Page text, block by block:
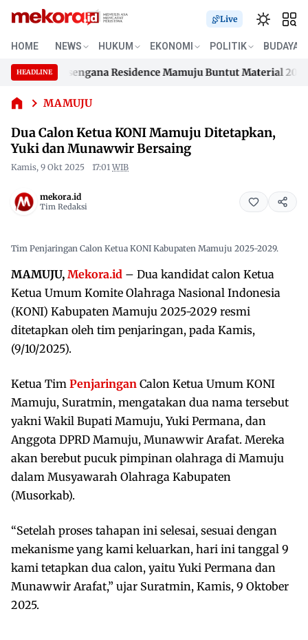
Live
HOME NEWS HUKUM EKONOMI POLITIK BUDAYA
HEADLINE
Samusengana Residence Mamuju Buntut Material 200
Samusengana Residence Mamuju Buntut Material 200
MAMUJU
Ketua KONI
Ditetapkan,
Munawwir
Bersaing
Dua Calon Ketua KONI Mamuju Ditetapkan,
Yuki dan Munawwir Bersaing
Kamis, 9 Okt 2025 17:01 WIB
mekora.id
Tim Redaksi
Tim Penjaringan Calon Ketua KONI Kabupaten Mamuju 2025-2029.
MAMUJU, Mekora.id – Dua kandidat calon Ketua
Ketua Umum Komite Olahraga Nasional Indonesia
(KONI) Kabupaten Mamuju 2025-2029 resmi
ditetapkan oleh tim penjaringan, pada Kamis,
(9/10/2025).
Ketua Tim Penjaringan Calon Ketua Umum KONI
Mamuju, Suratmin, mengatakan dua nama tersebut
yakni Wakil Bupati Mamuju, Yuki Permana, dan
Anggota DPRD Mamuju, Munawwir Arafat. Mereka
akan berebut pucuk pimpinan olahraga di Mamuju
dalam Musyawarah Olahraga Kabupaten
(Musorkab).
“Setelah proses tahapan ini selesai, sesuai dengan
mekanisme yang kami keluarkan, hari ini tanggal 9
kami tetapkan dua calon, yaitu Yuki Permana dan
Munawwir Arafat,” ujar Suratmin, Kamis, 9 Oktober
2025.